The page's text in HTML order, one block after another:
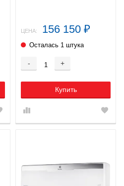
ЦЕНА: 156 150 ₽
Осталась 1 штука
- +
Купить